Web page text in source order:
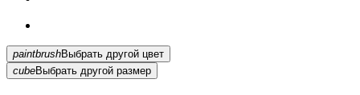
paintbrush
Выбрать другой цвет
cubeВыбрать другой размер